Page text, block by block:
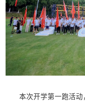
本次开学第一跑活